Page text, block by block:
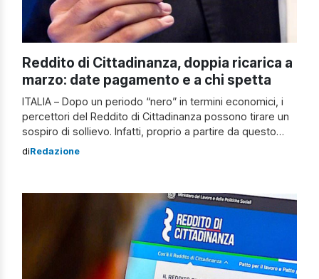
Reddito di Cittadinanza, doppia ricarica a
marzo: date pagamento e a chi spetta
ITALIA – Dopo un periodo “nero” in termini economici, i
percettori del Reddito di Cittadinanza possono tirare un
sospiro di sollievo. Infatti, proprio a partire da questo
mese, alcuni di essi riceveranno una doppia ricarica.
corrisponderà d’ufficio ai percettori di […]
diRedazione